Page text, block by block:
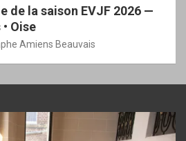
de la saison EVJF 2026 —
Oise
Amiens Beauvais